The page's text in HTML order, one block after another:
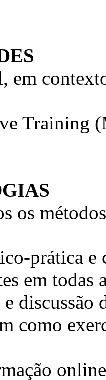
Training
os
prática e
em todas
e
como